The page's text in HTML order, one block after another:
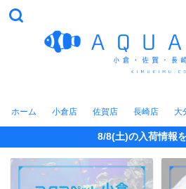
ホーム 小倉店 佐賀店 長崎店 大
8/8(土)の入荷情報